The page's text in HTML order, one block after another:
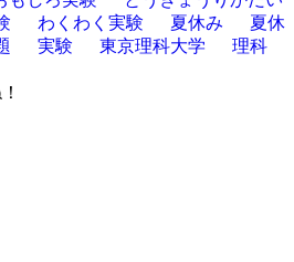
わくわく実験 夏休み
夏休
実験 東京理科大学
理科